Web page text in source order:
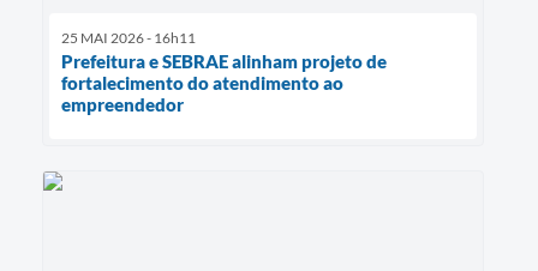
25 MAI 2026 - 16h11
Prefeitura e SEBRAE alinham projeto de
fortalecimento do atendimento ao
empreendedor